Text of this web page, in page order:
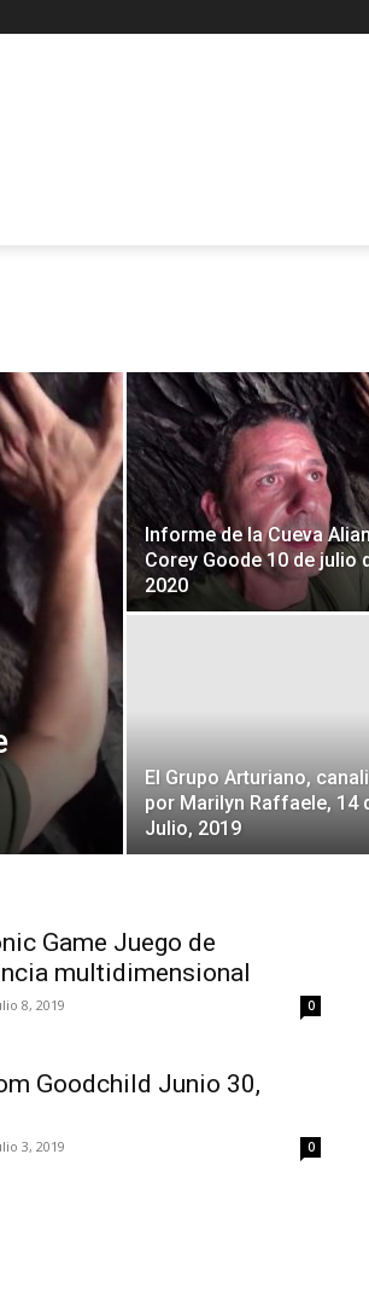
Informe de la Cueva
Corey Goode 10 de julio
2020
El Grupo Arturiano,
por Marilyn Raffaele, 14
Julio, 2019
Game Juego de
multidimensional
8, 2019 0
Goodchild Junio 30,
3, 2019 0